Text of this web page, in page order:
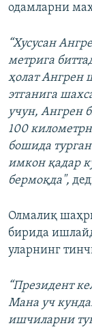
одамларни
“Хусусан
метрига
ҳолат Ангрен
этганига
учун, Ангрен
100
бошида
имкон қадар
бермоқда",
Олмалиқ
бирида
уларнинг
“Президент
Мана уч
ишчиларни